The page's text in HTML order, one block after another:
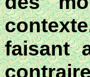
faisant